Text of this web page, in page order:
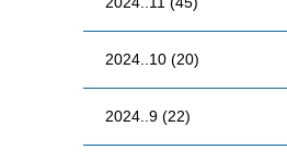
2024..10 (20)
2024..9 (22)